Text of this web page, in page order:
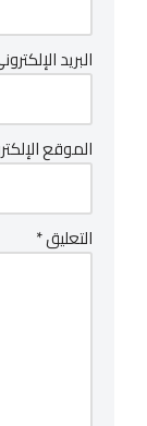
البريد
الموقع
التعليق*